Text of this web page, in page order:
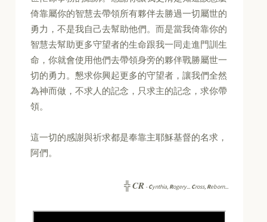
倚靠屬你的智慧去帶領所有夥伴去勝過一切屬世的
勇力，不是我自己去幫助他們。而是當我倚靠你的
智慧去幫助更多守望者的生命跟我一同走進門訓生
命，你就會使用他們去帶領身旁的夥伴戰勝屬世一
切的勇力。懇求你興起更多的守望者，讓我們全然
為神而做，不求人的記念，只求主的記念，求你帶
領。
這一切的感謝與祈求都是奉靠主耶穌基督的名求，
阿們。
╬CR -Cynthia, Rogery... Cross, Reborn...